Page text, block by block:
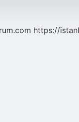
https://